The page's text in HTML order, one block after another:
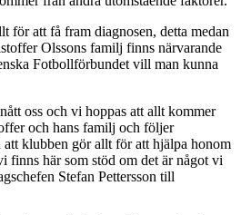
för att få fram diagnosen, detta medan
Olssons familj finns närvarande
Fotbollförbundet vill man kunna
oss och vi hoppas att allt kommer
och hans familj och följer
klubben gör allt för att hjälpa honom
finns här som stöd om det är något vi
Stefan Pettersson till